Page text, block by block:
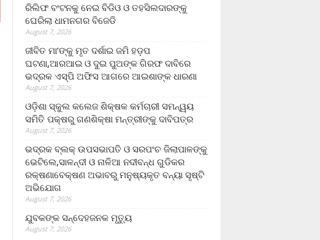
ରିଲିଫ ବଂଟନକୁ ନେଇ ବିଡିଓ ଓ ତହସିଲଦାରଙ୍କୁ
ଘେରିଲା ଧାମନଗର ବିଜେଡି
August 7, 2026
ଜୀବିତ ମା’ଙ୍କୁ ମୃତ ଦର୍ଶାଇ ଜମି ହଡ଼ପ
ଘଟଣା,ଆରଆଇ ଓ ଦୁଇ ପୁଅଙ୍କ ଗିରଫ ଦାବିରେ
ଭଦ୍ରକ ଏସ୍‌ପି ଅଫିସ ଆଗରେ ଆଇଶାଙ୍କ ଧାରଣା
August 7, 2026
ଓଡ଼ିଶା ସ୍କୁଲ କଲେଜ ଶିକ୍ଷକ କର୍ମଚାରୀ ସମନ୍ୱୟ
ସମିତି ପକ୍ଷରୁ ଗଣଶିକ୍ଷା ମନ୍ତ୍ରୀଙ୍କୁ ଦାବିପତ୍ର
August 7, 2026
ଭଦ୍ରକ ବ୍ଲକ୍ ଉପସଭାପତି ଓ ସରପଂଚ ଜିଲାପାଳଙ୍କୁ
ଭେଟିଲେ,ସାଳନ୍ଦୀ ଓ ନାଳିଆ ନଦୀବନ୍ଧ ଗୁଡିକର
ରକ୍ଷଣାବେକ୍ଷଣ ଅଭାବରୁ ମନୁଷ୍ୟକୃତ ବନ୍ୟା ସୃଷ୍ଟି
ଅଭିଯୋଗ
August 7, 2026
ଯୁବକଙ୍କ ସନ୍ଦେହଜନକ ମୃତ୍ୟୁ
August 7, 2026